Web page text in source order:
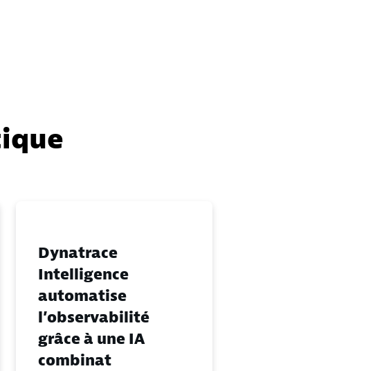
Dynatrace
Intelligence
automatise
l’observabilité
grâce à une IA
combinat